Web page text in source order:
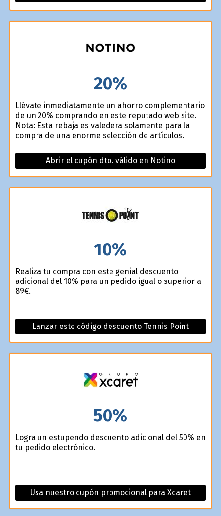
20%
Llévate inmediatamente un ahorro complementario
de un 20% comprando en este reputado web site.
Nota: Esta rebaja es valedera solamente para la
compra de una enorme selección de artículos.
Abrir el cupón dto. válido en Notino
10%
Realiza tu compra con este genial descuento
adicional del 10% para un pedido igual o superior a
89€.
Lanzar este código descuento Tennis Point
50%
Logra un estupendo descuento adicional del 50% en
tu pedido electrónico.
Usa nuestro cupón promocional para Xcaret